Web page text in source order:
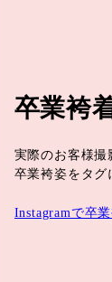
卒業袴
実際のお客様撮
卒業袴姿をタグ
Instagramで卒